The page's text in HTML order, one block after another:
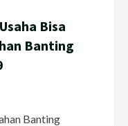
Bisa
Banting